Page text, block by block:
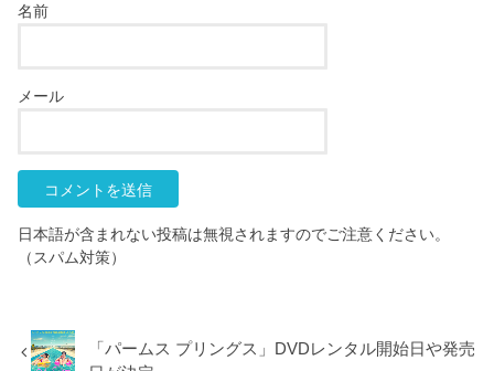
名前
メール
日本語が含まれない投稿は無視されますのでご注意ください。
（スパム対策）
「パームス プリングス」DVDレンタル開始日や発売